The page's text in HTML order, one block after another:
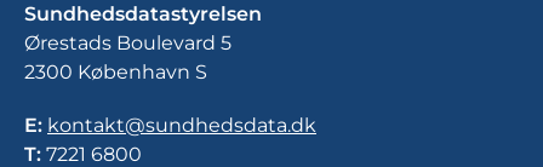
Sundhedsdatastyrelsen
Ørestads Boulevard 5
2300 København S
E: kontakt@sundhedsdata.dk
T: 7221 6800